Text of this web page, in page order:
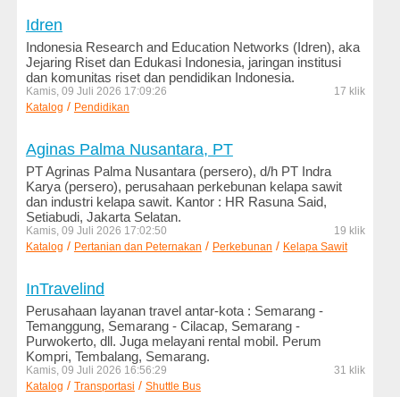
Mesin
LSM
dan
Ornop
Makanan
dan
Minuman
Media
dan
Penerbitan
Media
Online
Militer
dan
Sekuriti
Idren
Indonesia Research and Education Networks (Idren), aka
Jejaring Riset dan Edukasi Indonesia, jaringan institusi
dan komunitas riset dan pendidikan Indonesia.
Kamis, 09 Juli 2026 17:09:26
17 klik
Katalog / Pendidikan
Aginas Palma Nusantara, PT
PT Agrinas Palma Nusantara (persero), d/h PT Indra
Karya (persero), perusahaan perkebunan kelapa sawit
dan industri kelapa sawit. Kantor : HR Rasuna Said,
Setiabudi, Jakarta Selatan.
Kamis, 09 Juli 2026 17:02:50
19 klik
Katalog / Pertanian dan Peternakan / Perkebunan / Kelapa Sawit
InTravelind
Perusahaan layanan travel antar-kota : Semarang -
Temanggung, Semarang - Cilacap, Semarang -
Purwokerto, dll. Juga melayani rental mobil. Perum
Kompri, Tembalang, Semarang.
Kamis, 09 Juli 2026 16:56:29
31 klik
Katalog / Transportasi / Shuttle Bus